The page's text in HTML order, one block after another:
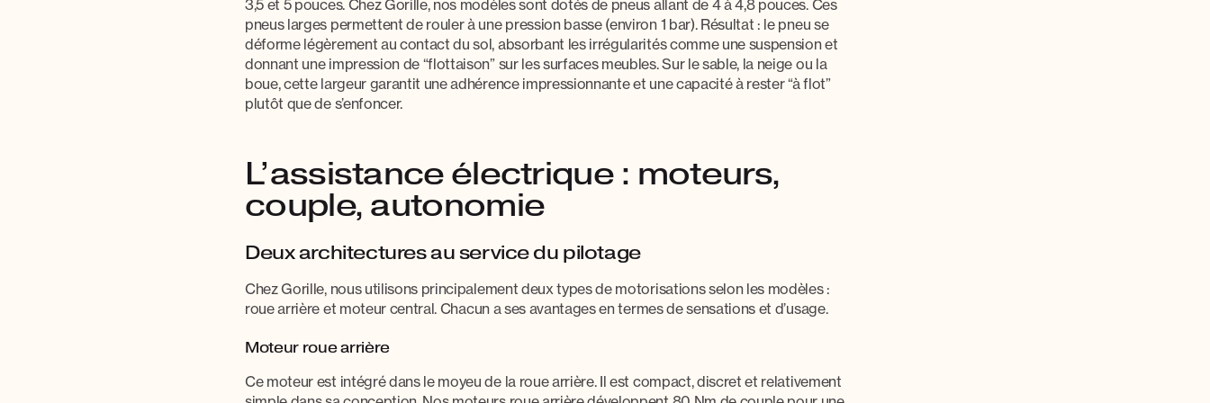
3,5 et 5 pouces. Chez Gorille, nos modèles sont dotés de pneus allant de 4 à 4,8 pouces. Ces
pneus larges permettent de rouler à une pression basse (environ 1 bar). Résultat : le pneu se
déforme légèrement au contact du sol, absorbant les irrégularités comme une suspension et
donnant une impression de “flottaison” sur les surfaces meubles. Sur le sable, la neige ou la
boue, cette largeur garantit une adhérence impressionnante et une capacité à rester “à flot”
plutôt que de s’enfoncer.
L’assistance électrique : moteurs,
couple, autonomie
Deux architectures au service du pilotage
Chez Gorille, nous utilisons principalement deux types de motorisations selon les modèles :
roue arrière et moteur central. Chacun a ses avantages en termes de sensations et d’usage.
Moteur roue arrière
Ce moteur est intégré dans le moyeu de la roue arrière. Il est compact, discret et relativement